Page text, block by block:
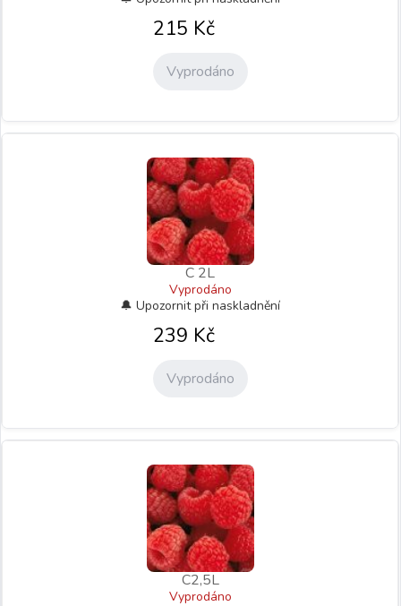
215 Kč
Vyprodáno
C 2L
Vyprodáno
239 Kč
Vyprodáno
C2,5L
Vyprodáno